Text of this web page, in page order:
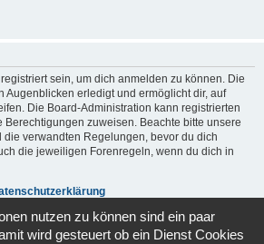
sein, um dich anmelden zu können. Die
Augenblicken erledigt und ermöglicht dir, auf
Die Board-Administration kann registrierten
Berechtigungen zuweisen. Beachte bitte unsere
verwandten Regelungen, bevor du dich
die jeweiligen Forenregeln, wenn du dich in
nutzen zu können sind ein paar
wird gesteuert ob ein Dienst Cookies